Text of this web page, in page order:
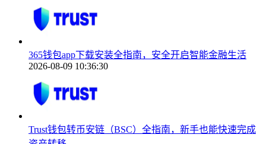
365钱包app下载安装全指南，安全开启智能金融生活
2026-08-09 10:36:30
Trust钱包转币安链（BSC）全指南，新手也能快速完成